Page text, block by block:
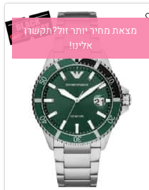
מצאת מחיר יותר זול?תקשרו
אלינו!